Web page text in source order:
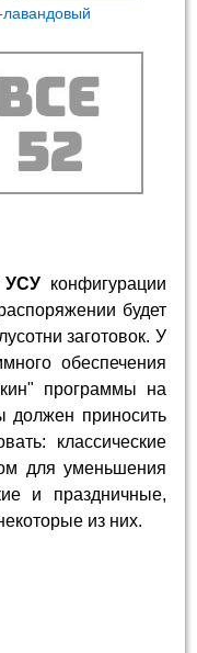
УСУ конфигурации
будет
заготовок. У
обеспечения
программы на
должен приносить
классические
для уменьшения
и праздничные,
из них.